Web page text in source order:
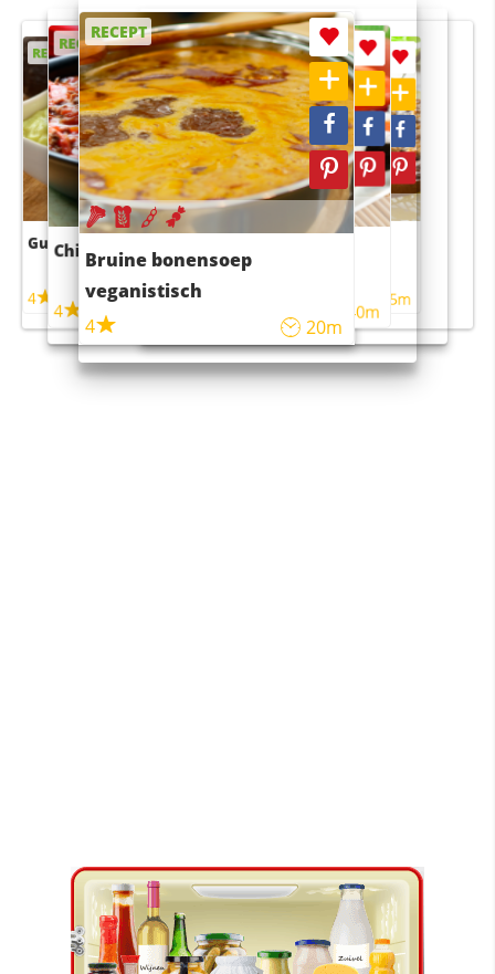
RECEPT
Guacamole
4
RECEPT
Chili con carne
4 45m
RECEPT
Bruine bonensoep
veganistisch
4
20m
RECEPT
Sushi rijstsalade
maaltijdsalade
40m
RECEPT
4 55m